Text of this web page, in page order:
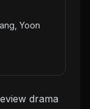
Yoon
drama